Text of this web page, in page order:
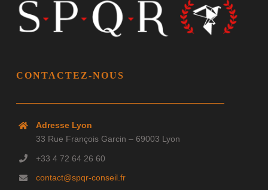
CONTACTEZ-NOUS
Adresse Lyon
33 Rue François Garcin – 69003 Lyon
+33 4 72 64 26 60
contact@spqr-conseil.fr